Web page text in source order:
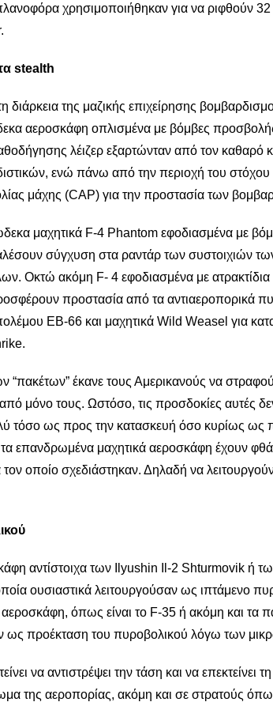
χρησιμοποιήθηκαν για να ριφθούν 32
stealth
διάρκεια της μαζικής επιχείρησης
αεροσκάφη οπλισμένα με βόμβες
λέιζερ εξαρτώνταν από τον καθαρό
ενώ πάνω από την περιοχή του στόχου
μάχης (CAP) για την προστασία των
μαχητικά F-4 Phantom εφοδιασμένα με
σύγχυση στα ραντάρ των συστοιχιών
Οκτώ ακόμη F- 4 εφοδιασμένα με
προστασία από τα αντιαεροπορικά
ΕΒ-66 και μαχητικά Wild Weasel για
“πακέτων” έκανε τους Αμερικανούς να
μόνο τους. Ωστόσο, τις προσδοκίες αυτές
τόσο ως προς την κατασκευή όσο κυρίως ως
επανδρωμένα μαχητικά αεροσκάφη έχουν
οποίο σχεδιάστηκαν. Δηλαδή να
αντίστοιχα των Ilyushin Il-2 Shturmovik ή
ουσιαστικά λειτουργούσαν ως ιπτάμενο
όπως είναι το F-35 ή ακόμη και τα
ως προέκταση του πυροβολικού λόγω των
να αντιστρέψει την τάση και να
της αεροπορίας, ακόμη και σε στρατούς